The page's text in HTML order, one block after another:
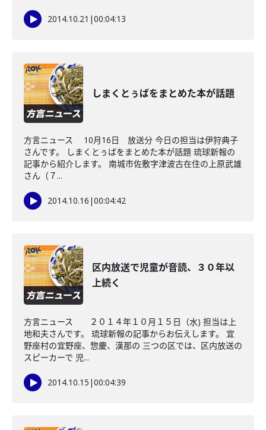
2014.10.21 |00:04:13
しまくとぅばをまとめた本が話題
方言ニュース 10月16日 放送分 今日の担当は伊狩典子
さんです。 しまくとぅばをまとめた本が話題 琉球新報の
記事から紹介します。 南城市佐敷字津波古在住の上原武雄
さん（７...
2014.10.16 |00:04:42
区内放送で児童が音読、３０年以
上続く
方言ニュース ２０１４年１０月１５日（水) 担当は上
地和夫さんです。 琉球新報の記事からお伝えします。 宜
野座村の宜野座、惣慶、漢那の 三つの区では、区内放送の
スピーカーで 児...
2014.10.15 |00:04:39